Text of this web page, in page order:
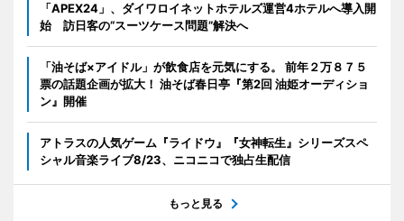
「APEX24」、ダイワロイネットホテルズ運営4ホテルへ導入開
始 訪日客の“スーツケース問題”解決へ
「油そば×アイドル」が飲食店を元気にする。 前年２万８７５
票の話題企画が拡大！ 油そば春日亭『第2回 油姫オーディショ
ン』開催
アトラスの人気ゲーム『ライドウ』『女神転生』シリーズスペ
シャル音楽ライブ8/23、ニコニコで独占生配信
もっと見る